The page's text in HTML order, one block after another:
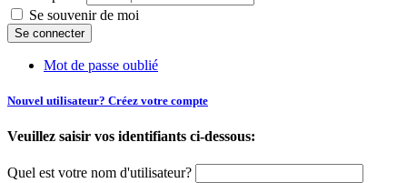
Se souvenir de moi
Mot de passe oublié
Nouvel utilisateur? Créez votre compte
Veuillez saisir vos identifiants ci-dessous:
Quel est votre nom d'utilisateur?